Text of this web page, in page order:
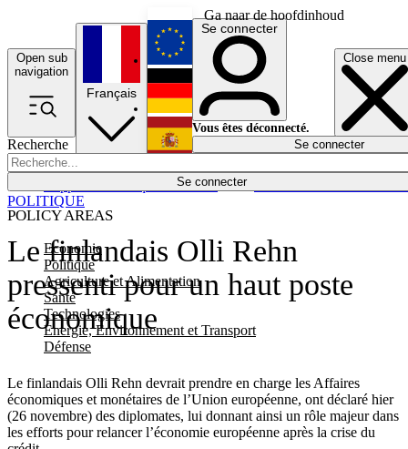
Ga naar de hoofdinhoud
Open sub
navigation
Close menu
Recherche
Se connecter
POLICY AREAS
Economie
Politique
Agriculture et Alimentation
Santé
Technologies
Energie, Environnement et Transport
Défense
Économie
Français
English
Deutsch
Español
Se connecter
Vous êtes déconnecté.
Se connecter
Le finlandais Olli Rehn
pressenti pour un haut poste
économique
Le finlandais Olli Rehn devrait prendre en charge les Affaires
économiques et monétaires de l’Union européenne, ont déclaré hier
(26 novembre) des diplomates, lui donnant ainsi un rôle majeur dans
les efforts pour relancer l’économie européenne après la crise du
POLITIQUE